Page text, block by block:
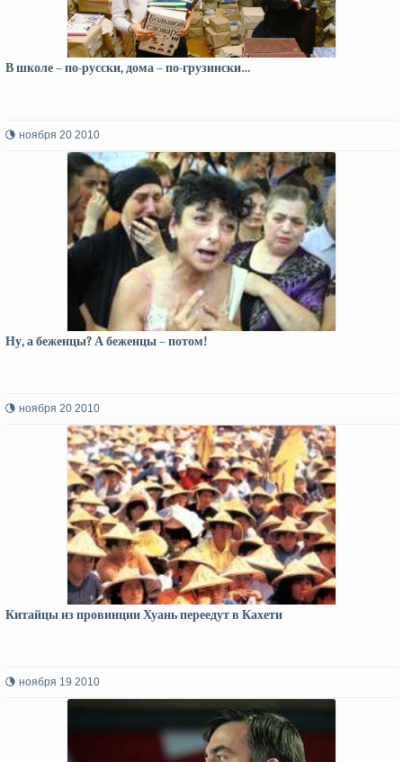
В школе – по-русски, дома – по-грузински…
ноября 20 2010
Ну, а беженцы? А беженцы – потом!
ноября 20 2010
Китайцы из провинции Хуань переедут в Кахети
ноября 19 2010